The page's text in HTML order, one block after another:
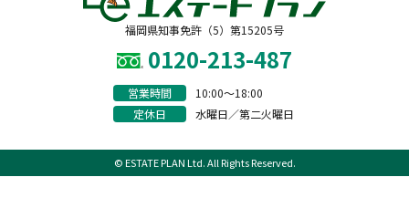
福岡県知事免許（5）第15205号
0120-213-487
営業時間
10:00〜18:00
定休日
水曜日／第二火曜日
© ESTATE PLAN Ltd. All Rights Reserved.